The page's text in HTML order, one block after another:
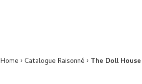
Home Catalogue Raisonné The Doll House